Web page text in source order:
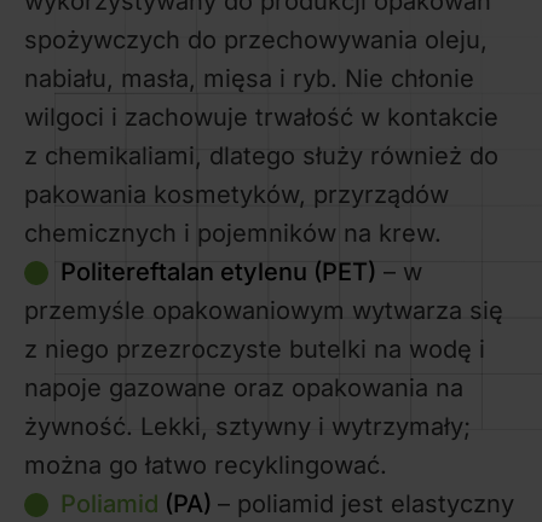
spożywczych do przechowywania oleju,
nabiału, masła, mięsa i ryb. Nie chłonie
wilgoci i zachowuje trwałość w kontakcie
z chemikaliami, dlatego służy również do
pakowania kosmetyków, przyrządów
chemicznych i pojemników na krew.
Politereftalan etylenu (PET) – w
przemyśle opakowaniowym wytwarza się
z niego przezroczyste butelki na wodę i
napoje gazowane oraz opakowania na
żywność. Lekki, sztywny i wytrzymały;
można go łatwo recyklingować.
Poliamid (PA) – poliamid jest elastyczny